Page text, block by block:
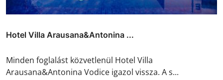
Hotel Villa Arausana&Antonina ...
Minden foglalást közvetlenül Hotel Villa
Arausana&Antonina Vodice igazol vissza. A s...